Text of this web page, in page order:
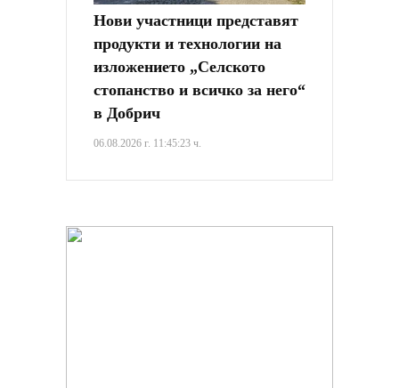
Нови участници представят
продукти и технологии на
изложението „Селското
стопанство и всичко за него“
в Добрич
06.08.2026 г. 11:45:23 ч.